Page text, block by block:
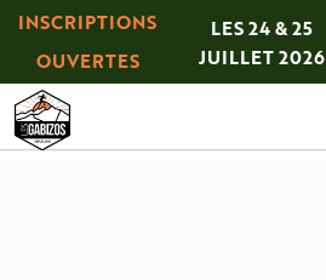
INSCRIPTIONS
OUVERTES
LES 24 & 25
JUILLET 2026